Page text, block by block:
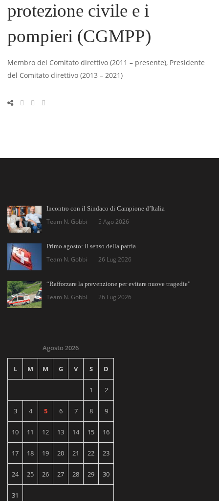
protezione civile e i
pompieri (CGMPP)
Membro del Comitato direttivo (2011 – presente), Presidente
del Comitato direttivo (2013 – 2021)
Incontro con il Sindaco di Campione d’Italia
Team N. Gobbi 5 Ago 2026
Primo agosto: il senso della patria
Team N. Gobbi 26 Lug 2026
“Rafforzare la prevenzione per evitare nuove tragedie”
Team N. Gobbi 26 Lug 2026
Agosto 2026
L M M G V S D
1 2
3 4 5 6 7 8 9
10 11 12 13 14 15 16
17 18 19 20 21 22 23
24 25 26 27 28 29 30
31